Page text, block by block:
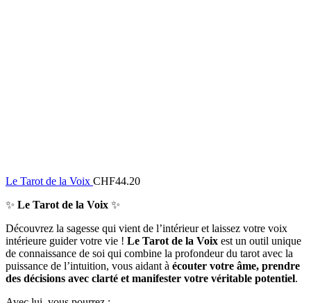
Le Tarot de la Voix CHF44.20
✨ Le Tarot de la Voix ✨
Découvrez la sagesse qui vient de l’intérieur et laissez votre voix
intérieure guider votre vie ! Le Tarot de la Voix est un outil unique
de connaissance de soi qui combine la profondeur du tarot avec la
puissance de l’intuition, vous aidant à écouter votre âme, prendre
des décisions avec clarté et manifester votre véritable potentiel.